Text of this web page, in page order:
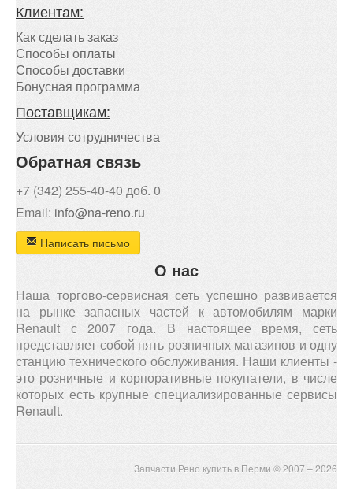
Клиентам:
Как сделать заказ
Способы оплаты
Способы доставки
Бонусная программа
Поставщикам:
Условия сотрудничества
Обратная связь
+7 (342) 255-40-40 доб. 0
Email: info@na-reno.ru
Написать письмо
О нас
Наша торгово-сервисная сеть успешно развивается
на рынке запасных частей к автомобилям марки
Renault с 2007 года. В настоящее время, сеть
представляет собой пять розничных магазинов и одну
станцию технического обслуживания. Наши клиенты -
это розничные и корпоративные покупатели, в числе
которых есть крупные специализированные сервисы
Renault.
Запчасти Рено купить в Перми © 2007 – 2026